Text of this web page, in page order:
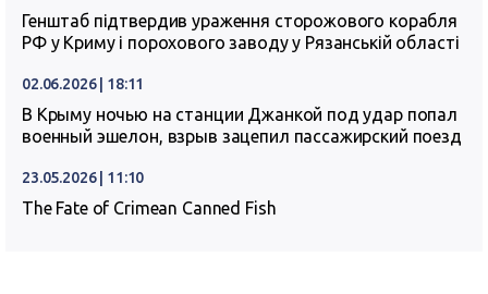
Генштаб підтвердив ураження сторожового корабля
РФ у Криму і порохового заводу у Рязанській області
02.06.2026 | 18:11
В Крыму ночью на станции Джанкой под удар попал
военный эшелон, взрыв зацепил пассажирский поезд
23.05.2026 | 11:10
The Fate of Crimean Canned Fish